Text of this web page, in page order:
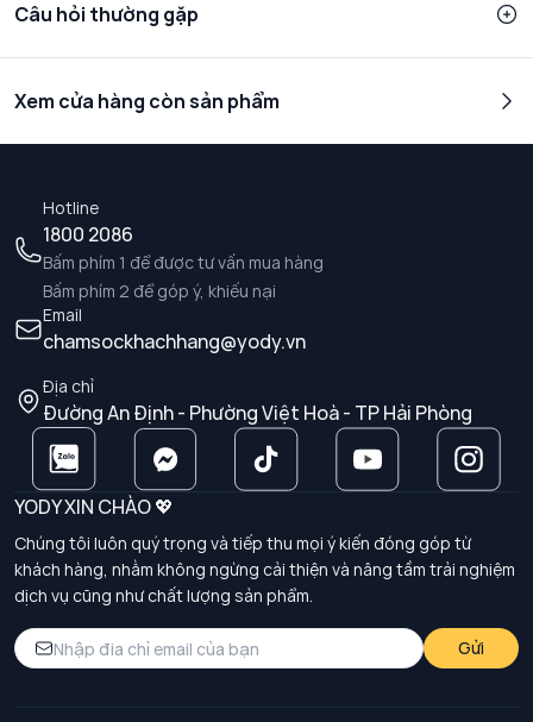
Câu hỏi thường gặp
Xem cửa hàng còn sản phẩm
Hotline
1800 2086
Bấm phím 1 để được tư vấn mua hàng
Bấm phím 2 để góp ý, khiếu nại
Email
chamsockhachhang@yody.vn
Địa chỉ
Đường An Định - Phường Việt Hoà - TP Hải Phòng
YODY XIN CHÀO 💖
Chúng tôi luôn quý trọng và tiếp thu mọi ý kiến đóng góp từ
khách hàng, nhằm không ngừng cải thiện và nâng tầm trải nghiệm
dịch vụ cũng như chất lượng sản phẩm.
Gửi